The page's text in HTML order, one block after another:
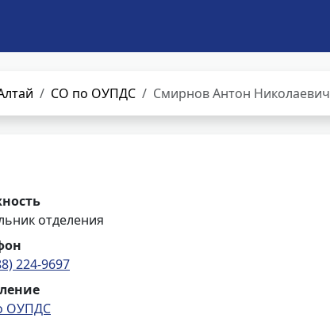
СО по ОУПДС Смирнов Антон Николаевич
отделения
224-9697
ОУПДС